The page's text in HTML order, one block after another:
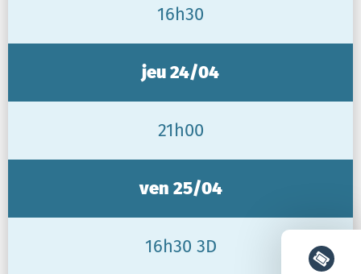
16h30
jeu 24/04
21h00
ven 25/04
16h30 3D